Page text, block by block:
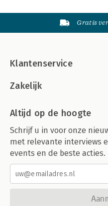
Gratis
Klantenservice
Zakelijk
Altijd op de hoogte
Schrijf u in voor onze
met relevante interviews
events en de beste acties.